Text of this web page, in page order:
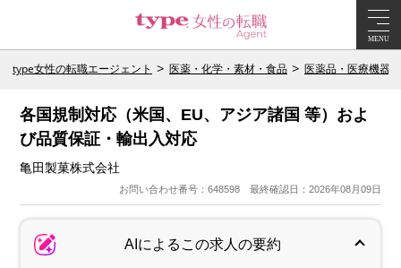
MENU
type女性の転職エージェント 医薬・化学・素材・食品 医薬品・医療機器
各国規制対応（米国、EU、アジア諸国 等）およ
び品質保証・輸出入対応
亀田製菓株式会社
お問い合わせ番号：648598 最終確認日：2026年08月09日
AIによるこの求人の要約